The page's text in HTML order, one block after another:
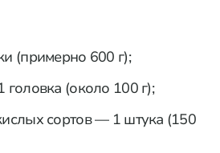
(примерно 600 г);
(около 100 г);
сортов — 1 штука (150